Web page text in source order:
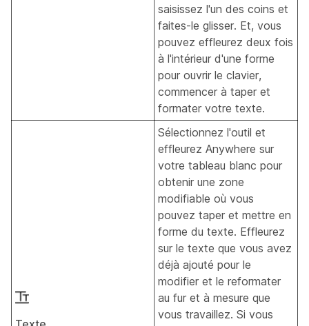
saisissez l'un des coins et
faites-le glisser. Et, vous
pouvez effleurez deux fois
à l'intérieur d'une forme
pour ouvrir le clavier,
commencer à taper et
formater votre texte.
Sélectionnez l'outil et
effleurez Anywhere sur
votre tableau blanc pour
obtenir une zone
modifiable où vous
pouvez taper et mettre en
forme du texte. Effleurez
sur le texte que vous avez
déjà ajouté pour le
modifier et le reformater
au fur et à mesure que
vous travaillez. Si vous